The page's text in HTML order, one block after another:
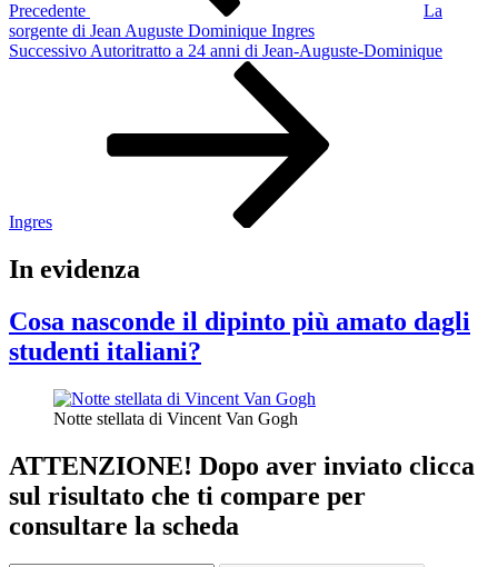
Precedente
La
sorgente di Jean Auguste Dominique Ingres
Articolo
Successivo Autoritratto a 24 anni di Jean-Auguste-Dominique
Ingres
In evidenza
Cosa nasconde il dipinto più amato dagli
studenti italiani?
Notte stellata di Vincent Van Gogh
ATTENZIONE! Dopo aver inviato clicca
sul risultato che ti compare per
consultare la scheda